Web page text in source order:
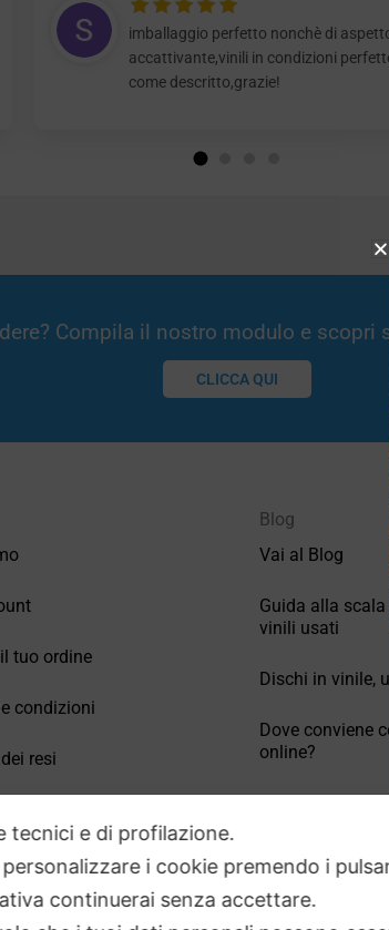
imballaggio perfetto nonchè di
accattivante,vinili in condizioni
come descritto,grazie!
Compila il nostro modulo e scopri
CLICCA QUI
tuo ordine
condizioni
resi
Blog
Vai al Blog
Guida alla
vinili usati
Dischi in vinile,
Dove conviene
online?
tecnici e di profilazione.
i cookie premendo i
continuerai senza accettare.